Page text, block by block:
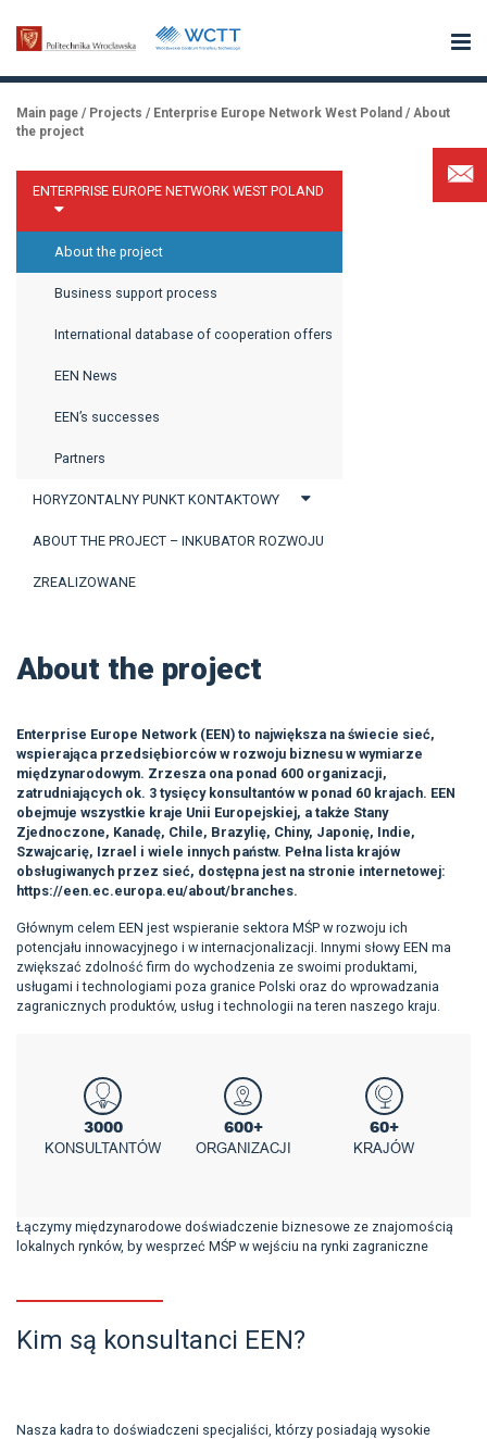
Main page / Projects / Enterprise Europe Network West Poland / About
the project
ENTERPRISE EUROPE NETWORK WEST POLAND
About the project
Business support process
International database of cooperation offers
EEN News
EEN’s successes
Partners
HORYZONTALNY PUNKT KONTAKTOWY
ABOUT THE PROJECT – INKUBATOR ROZWOJU
ZREALIZOWANE
About the project
Enterprise Europe Network (EEN) to największa na świecie sieć,
wspierająca przedsiębiorców w rozwoju biznesu w wymiarze
międzynarodowym. Zrzesza ona ponad 600 organizacji,
zatrudniających ok. 3 tysięcy konsultantów w ponad 60 krajach. EEN
obejmuje wszystkie kraje Unii Europejskiej, a także Stany
Zjednoczone, Kanadę, Chile, Brazylię, Chiny, Japonię, Indie,
Szwajcarię, Izrael i wiele innych państw. Pełna lista krajów
obsługiwanych przez sieć, dostępna jest na stronie internetowej:
https://een.ec.europa.eu/about/branches.
Głównym celem EEN jest wspieranie sektora MŚP w rozwoju ich
potencjału innowacyjnego i w internacjonalizacji. Innymi słowy EEN ma
zwiększać zdolność firm do wychodzenia ze swoimi produktami,
usługami i technologiami poza granice Polski oraz do wprowadzania
zagranicznych produktów, usług i technologii na teren naszego kraju.
3000
KONSULTANTÓW
600+
ORGANIZACJI
60+
KRAJÓW
Łączymy międzynarodowe doświadczenie biznesowe ze znajomością
lokalnych rynków, by wesprzeć MŚP w wejściu na rynki zagraniczne
Kim są konsultanci EEN?
Nasza kadra to doświadczeni specjaliści, którzy posiadają wysokie